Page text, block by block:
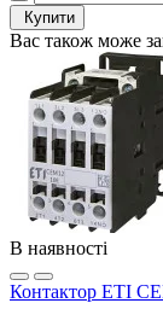
Купити
Вас також може
В наявності
Контактор ETI